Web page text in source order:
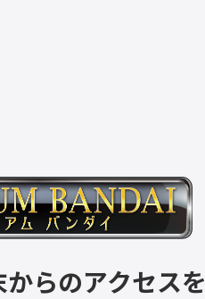
らのアクセスを